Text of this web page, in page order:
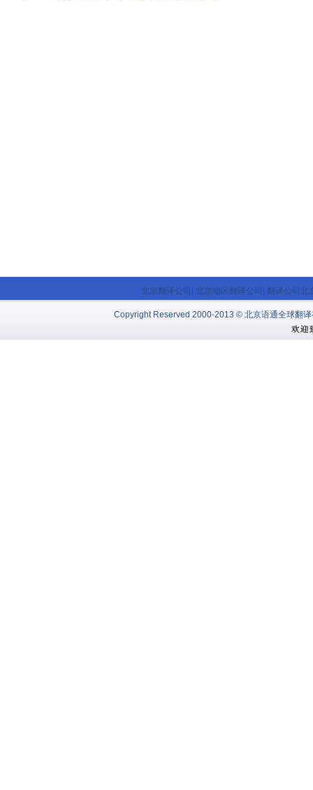
北京翻译公司 北京地区翻译公司 翻译公司北
Copyright Reserved 2000-2013 © 北京语通全球翻